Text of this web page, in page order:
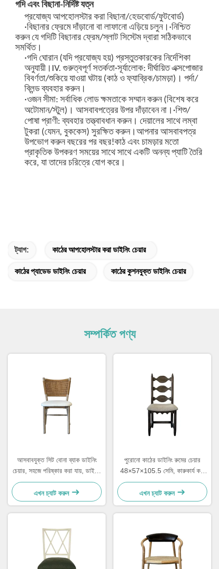
গদি এবং বিছানা-নির্দিষ্ট যত্ন
প্রযোজ্য আপহোলস্টার করা বিছানা/হেডবোর্ড/ফুটবোর্ড)
·বিছানার ফ্রেমে দাঁড়ানো বা লাফানো এড়িয়ে চলুন। ·নিশ্চিত
করুন যে গদিটি বিছানার ফ্রেম/স্লাট সিস্টেম দ্বারা সঠিকভাবে
সমর্থিত।
·গদি ঘোরান (যদি প্রযোজ্য হয়) প্রস্তুতকারকের নির্দেশিকা
অনুযায়ী। IV. গুরুত্বপূর্ণ সতর্কতা·সূর্যালোক: দীর্ঘায়িত এক্সপোজার
বিবর্ণতা/শুকিয়ে যাওয়া ঘটায় (কাঠ ও ফ্যাব্রিক/চামড়া)। পর্দা/
ব্লিন্ড ব্যবহার করুন।
·ওজন সীমা: সর্বাধিক লোড ক্ষমতাকে সম্মান করুন (বিশেষ করে
অটোমান/স্টুল)। আসবাবপত্রের উপর দাঁড়াবেন না। ·শিশু/
পোষা প্রাণী: ব্যবহার তত্ত্বাবধান করুন। দেয়ালের সাথে লম্বা
টুকরা (যেমন, বুককেস) সুরক্ষিত করুন। আপনার আসবাবপত্র
উপভোগ করুন বছরের পর বছর!কাঠ এবং চামড়ার মতো
প্রাকৃতিক উপকরণ সময়ের সাথে সাথে একটি অনন্য প্যাটি তৈরি
করে, যা তাদের চরিত্রে যোগ করে।
ট্যাগ: কাঠের আপহোলস্টার করা ডাইনিং চেয়ার
কাঠের প্যাডেড ডাইনিং চেয়ার কাঠের কুশনযুক্ত ডাইনিং চেয়ার
সম্পর্কিত পণ্য
আসবাবযুক্ত সিট বোনা ব্যাক ডাইনিং
চেয়ার, সহজে পরিষ্কার করা যায়, ডাইনিং
রুমের জন্য আরামদায়ক
এখন চ্যাট করুন
পুরোনো কাঠের ডাইনিং রুমের চেয়ার
48×57×105.5 সেমি, কারুকার্য করা
সিঁড়িযুক্ত নরম ব্যাক সহ
এখন চ্যাট করুন